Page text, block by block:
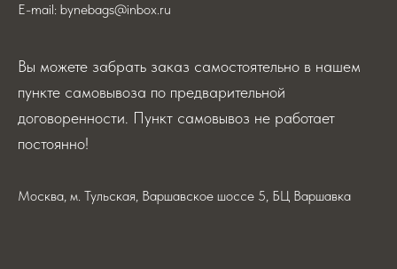
E-mail: bynebags@inbox.ru
Вы можете забрать заказ самостоятельно в нашем
пункте самовывоза по предварительной
договоренности. Пункт самовывоз не работает
постоянно!
Москва, м. Тульская, Варшавское шоссе 5, БЦ Варшавка